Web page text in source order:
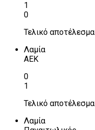
1
0
Τελικό αποτέλεσμα
Λαμία
ΑΕΚ
0
1
Τελικό αποτέλεσμα
Λαμία